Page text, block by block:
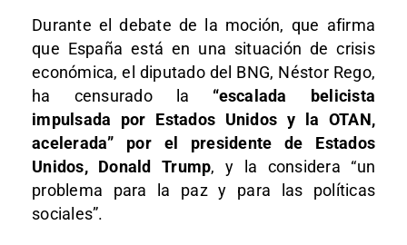
Durante el debate de la moción, que afirma
que España está en una situación de crisis
económica, el diputado del BNG, Néstor Rego,
ha censurado la “escalada belicista
impulsada por Estados Unidos y la OTAN,
acelerada” por el presidente de Estados
Unidos, Donald Trump, y la considera “un
problema para la paz y para las políticas
sociales”.